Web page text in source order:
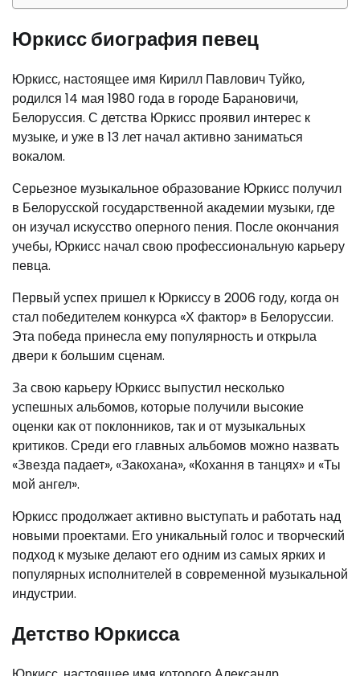
Юркисс биография певец
Юркисс, настоящее имя Кирилл Павлович Туйко,
родился 14 мая 1980 года в городе Барановичи,
Белоруссия. С детства Юркисс проявил интерес к
музыке, и уже в 13 лет начал активно заниматься
вокалом.
Серьезное музыкальное образование Юркисс получил
в Белорусской государственной академии музыки, где
он изучал искусство оперного пения. После окончания
учебы, Юркисс начал свою профессиональную карьеру
певца.
Первый успех пришел к Юркиссу в 2006 году, когда он
стал победителем конкурса «Х фактор» в Белоруссии.
Эта победа принесла ему популярность и открыла
двери к большим сценам.
За свою карьеру Юркисс выпустил несколько
успешных альбомов, которые получили высокие
оценки как от поклонников, так и от музыкальных
критиков. Среди его главных альбомов можно назвать
«Звезда падает», «Закохана», «Кохання в танцях» и «Ты
мой ангел».
Юркисс продолжает активно выступать и работать над
новыми проектами. Его уникальный голос и творческий
подход к музыке делают его одним из самых ярких и
популярных исполнителей в современной музыкальной
индустрии.
Детство Юркисса